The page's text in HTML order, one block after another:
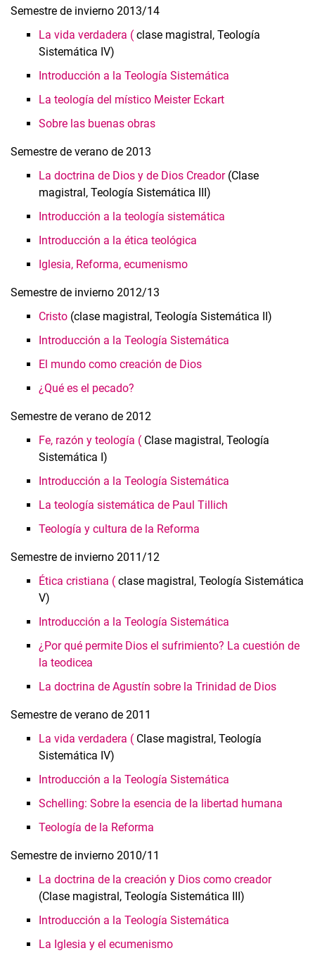
Semestre de invierno 2013/14
La vida verdadera ( clase magistral, Teología
Sistemática IV)
Introducción a la Teología Sistemática
La teología del místico Meister Eckart
Sobre las buenas obras
Semestre de verano de 2013
La doctrina de Dios y de Dios Creador(Clase
magistral, Teología Sistemática III)
Introducción a la teología sistemática
Introducción a la ética teológica
Iglesia, Reforma, ecumenismo
Semestre de invierno 2012/13
Cristo (clase magistral, Teología Sistemática II)
Introducción a la Teología Sistemática
El mundo como creación de Dios
¿Qué es el pecado?
Semestre de verano de 2012
Fe, razón y teología ( Clase magistral, Teología
Sistemática I)
Introducción a la Teología Sistemática
La teología sistemática de Paul Tillich
Teología y cultura de la Reforma
Semestre de invierno 2011/12
Ética cristiana ( clase magistral, Teología Sistemática
V)
Introducción a la Teología Sistemática
¿Por qué permite Dios el sufrimiento? La cuestión de
la teodicea
La doctrina de Agustín sobre la Trinidad de Dios
Semestre de verano de 2011
La vida verdadera ( Clase magistral, Teología
Sistemática IV)
Introducción a la Teología Sistemática
Schelling: Sobre la esencia de la libertad humana
Teología de la Reforma
Semestre de invierno 2010/11
La doctrina de la creación y Dios como creador
(Clase magistral, Teología Sistemática III)
Introducción a la Teología Sistemática
La Iglesia y el ecumenismo